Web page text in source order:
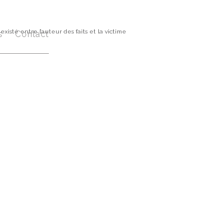
Contact
entre l’auteur des faits et la victime
par